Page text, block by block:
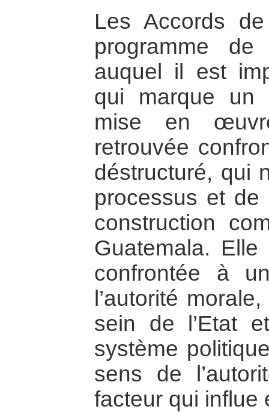
Les Accords
programme
auquel il est
qui marque un
mise en
retrouvée
déstructuré, qui
processus et de
construction
Guatemala. Elle
confrontée à
l’autorité
sein de l’Etat
système
sens de
facteur qui influe